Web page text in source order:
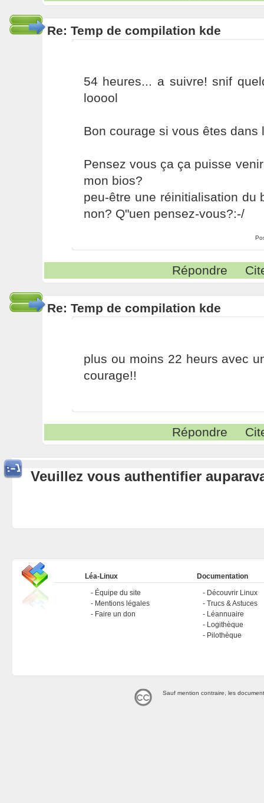
Re: Temp de compilation kde
54 heures... a suivre! snif
looool
Bon courage si vous êtes dans
Pensez vous ça ça puisse
mon bios?
peu-être une réinitialisation du
non? Q"uen pensez-vous?:-/
Répondre
Re: Temp de compilation kde
plus ou moins 22 heurs avec
courage!!
Répondre
Veuillez vous authentifier
Léa-Linux
Équipe du site
Mentions légales
Faire un don
Documentation
Découvrir Linux
Trucs & Astuces
Léannuaire
Logithèque
Pilothèque
Sauf mention contraire, les